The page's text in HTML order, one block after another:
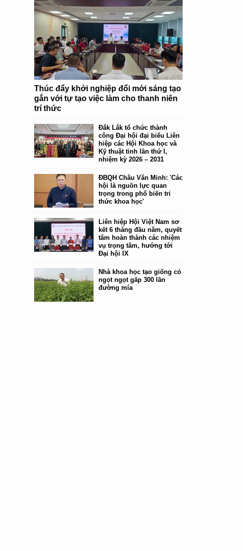
Thúc đẩy khởi nghiệp đổi mới sáng tạo
gắn với tự tạo việc làm cho thanh niên
trí thức
Đắk Lắk tổ chức thành
công Đại hội đại biểu Liên
hiệp các Hội Khoa học và
Kỹ thuật tỉnh lần thứ I,
nhiệm kỳ 2026 – 2031
ĐBQH Châu Văn Minh: 'Các
hội là nguồn lực quan
trọng trong phổ biến tri
thức khoa học'
Liên hiệp Hội Việt Nam sơ
kết 6 tháng đầu năm, quyết
tâm hoàn thành các nhiệm
vụ trọng tâm, hướng tới
Đại hội IX
Nhà khoa học tạo giống cỏ
ngọt ngọt gấp 300 lần
đường mía